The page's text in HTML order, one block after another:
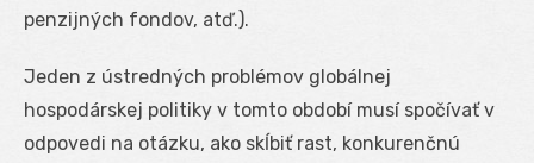
penzijných fondov, atď.).
Jeden z ústredných problémov globálnej
hospodárskej politiky v tomto období musí spočívať v
odpovedi na otázku, ako skĺbiť rast, konkurenčnú